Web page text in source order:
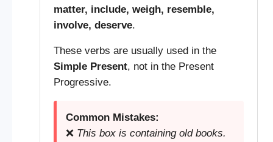
matter, include, weigh, resemble,
involve, deserve.
These verbs are usually used in the
Simple Present, not in the Present
Progressive.
Common Mistakes:
❌ This box is containing old books.